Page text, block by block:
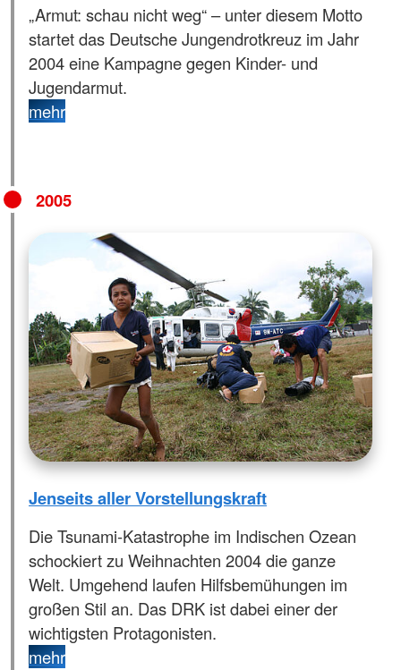
„Armut: schau nicht weg“ – unter diesem Motto
startet das Deutsche Jungendrotkreuz im Jahr
2004 eine Kampagne gegen Kinder- und
Jugendarmut.
mehr
2005
Jenseits aller Vorstellungskraft
Die Tsunami-Katastrophe im Indischen Ozean
schockiert zu Weihnachten 2004 die ganze
Welt. Umgehend laufen Hilfsbemühungen im
großen Stil an. Das DRK ist dabei einer der
wichtigsten Protagonisten.
mehr